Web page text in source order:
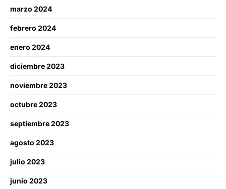
marzo 2024
febrero 2024
enero 2024
diciembre 2023
noviembre 2023
octubre 2023
septiembre 2023
agosto 2023
julio 2023
junio 2023